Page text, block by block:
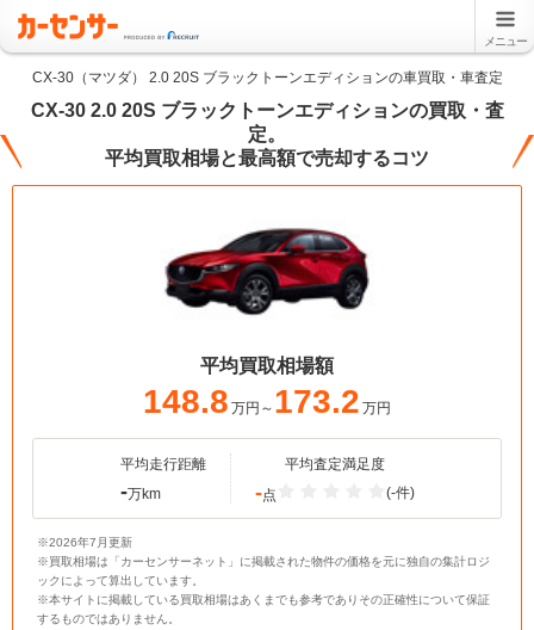
メニュー
CX-30（マツダ） 2.0 20S ブラックトーンエディションの車買取・車査定
CX-30 2.0 20S ブラックトーンエディションの買取・査
定。
平均買取相場と最高額で売却するコツ
平均買取相場額
148.8 万円～ 173.2 万円
平均走行距離
-万km
平均査定満足度
-点 (-件)
※2026年7月更新
※買取相場は「カーセンサーネット」に掲載された物件の価格を元に独自の集計ロジ
ックによって算出しています。
※本サイトに掲載している買取相場はあくまでも参考でありその正確性について保証
するものではありません。